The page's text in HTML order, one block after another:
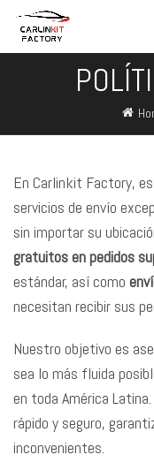
En Carlinkit Factory,
servicios de envío
sin importar su
gratuitos en pedidos
estándar, así como
necesitan recibir sus
Nuestro objetivo es
sea lo más fluida
en toda América
rápido y seguro,
inconvenientes.